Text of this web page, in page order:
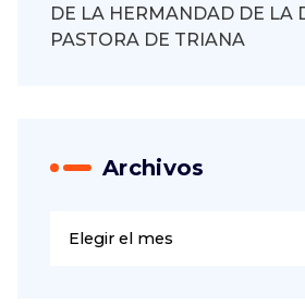
DE LA HERMANDAD DE LA
PASTORA DE TRIANA
Archivos